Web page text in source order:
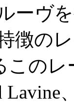
ーヴ
徴の
この
Lavine